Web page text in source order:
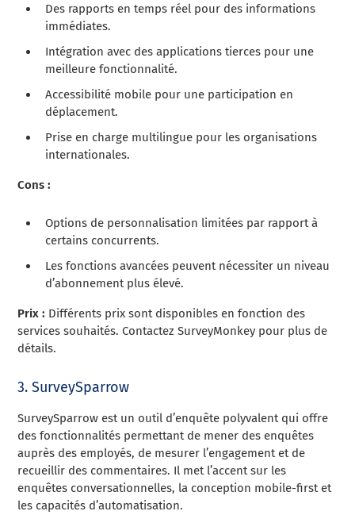
Des rapports en temps réel pour des informations
immédiates.
Intégration avec des applications tierces pour une
meilleure fonctionnalité.
Accessibilité mobile pour une participation en
déplacement.
Prise en charge multilingue pour les organisations
internationales.
Cons :
Options de personnalisation limitées par rapport à
certains concurrents.
Les fonctions avancées peuvent nécessiter un niveau
d’abonnement plus élevé.
Prix : Différents prix sont disponibles en fonction des
services souhaités. Contactez SurveyMonkey pour plus de
détails.
3. SurveySparrow
SurveySparrow est un outil d’enquête polyvalent qui offre
des fonctionnalités permettant de mener des enquêtes
auprès des employés, de mesurer l’engagement et de
recueillir des commentaires. Il met l’accent sur les
enquêtes conversationnelles, la conception mobile-first et
les capacités d’automatisation.